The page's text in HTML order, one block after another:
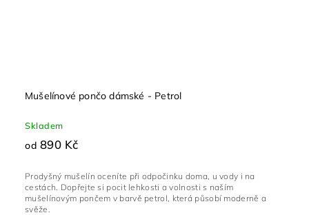
Mušelínové pončo dámské - Petrol
Skladem
od 890 Kč
Prodyšný mušelín oceníte při odpočinku doma, u vody i na
cestách. Dopřejte si pocit lehkosti a volnosti s naším
mušelínovým pončem v barvě petrol, která působí moderně a
svěže.